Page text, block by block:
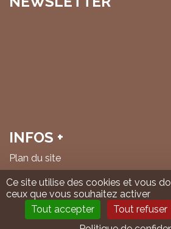
INFOS +
Plan du site
Mentions légales & politique de
© IHS Cheminots 2026
Ce site utilise des cookies et vous
ceux que vous souhaitez activer
Tout accepter
Tout refuser